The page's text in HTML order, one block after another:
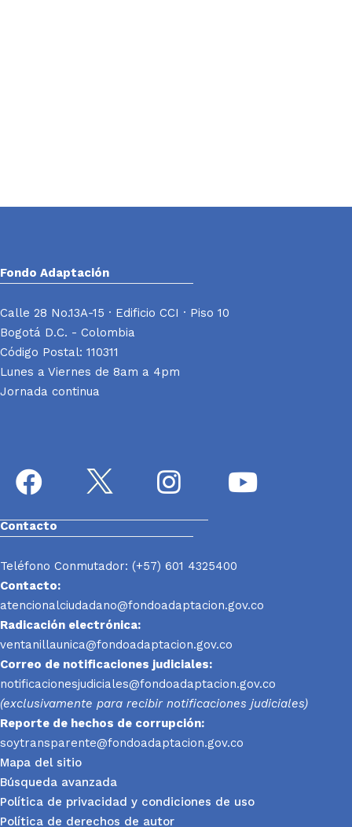
Fondo Adaptación
Calle 28 No.13A-15 · Edificio CCI · Piso 10
Bogotá D.C. - Colombia
Código Postal: 110311
Lunes a Viernes de 8am a 4pm
Jornada continua
Contacto
Teléfono Conmutador: (+57) 601 4325400
Contacto:
atencionalciudadano@fondoadaptacion.gov.co
Radicación electrónica:
ventanillaunica@fondoadaptacion.gov.co
Correo de notificaciones judiciales:
notificacionesjudiciales@fondoadaptacion.gov.co
(exclusivamente para recibir notificaciones judiciales)
Reporte de hechos de corrupción:
soytransparente@fondoadaptacion.gov.co
Mapa del sitio
Búsqueda avanzada
Política de privacidad y condiciones de uso
Política de derechos de autor